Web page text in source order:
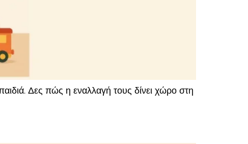
Δες πώς η εναλλαγή τους δίνει χώρο στη